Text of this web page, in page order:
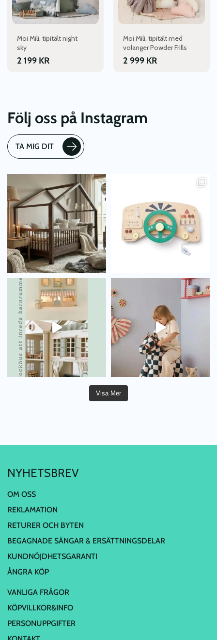
Moi Mili, tipitält night
sky
2 199 KR
Moi Mili, tipitält med
volanger Powder Frills
2 999 KR
Följ oss på Instagram
TA MIG DIT
Visa Mer
NYHETSBREV
OM OSS
REKLAMATION
RETURER OCH BYTEN
BEGAGNADE SÄNGAR & ERSÄTTNINGSDELAR
KUNDNÖJDHETSGARANTI
ÅNGRA KÖP
VANLIGA FRÅGOR
KÖPVILLKOR&INFO
PERSONUPPGIFTER